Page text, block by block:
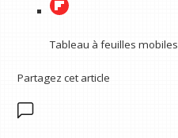
Tableau à feuilles mobiles
Partagez cet article